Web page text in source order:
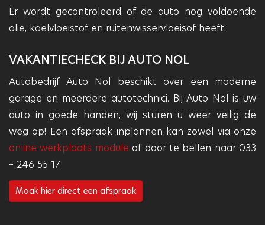
Er wordt gecontroleerd of de auto nog voldoende
olie, koelvloeistof en ruitenwisservloeisof heeft.
VAKANTIECHECK BIJ AUTO NOL
Autobedrijf Auto Nol beschikt over een moderne
garage en meerdere autotechnici. Bij Auto Nol is uw
auto in goede handen, wij sturen u weer veilig de
weg op! Een afspraak inplannen kan zowel via onze
online werkplaats module of door te bellen naar 033
– 246 55 17.
Maak hier direct een afspraak